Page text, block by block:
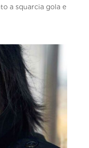
a squarcia gola e